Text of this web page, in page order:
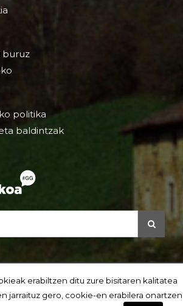
buruz
politika
baldintzak
erabiltzen ditu zure bisitaren kalitatea
jarraituz gero, cookie-en erabilera onartzen